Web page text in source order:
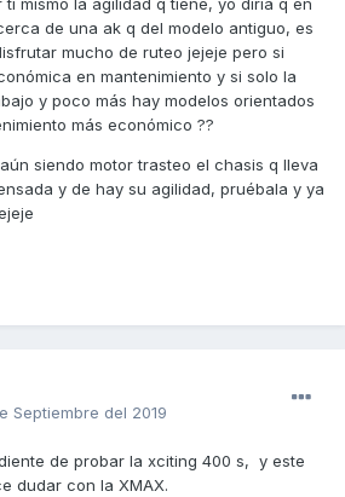
mismo la agilidad q tiene, yo diría q en
de una ak q del modelo antiguo, es
mucho de ruteo jejeje pero si
en mantenimiento y si solo la
y poco más hay modelos orientados
más económico ??
siendo motor trasteo el chasis q lleva
y de hay su agilidad, pruébala y ya
Septiembre del 2019
de probar la xciting 400 s, y este
dudar con la XMAX.